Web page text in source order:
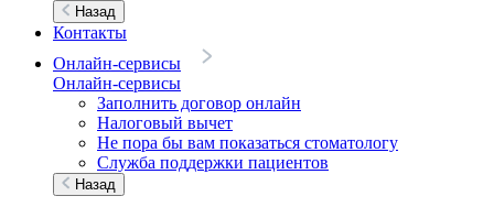
Назад
Контакты
Онлайн-сервисы
Онлайн-сервисы
Заполнить договор онлайн
Налоговый вычет
Не пора бы вам показаться стоматологу
Служба поддержки пациентов
Назад